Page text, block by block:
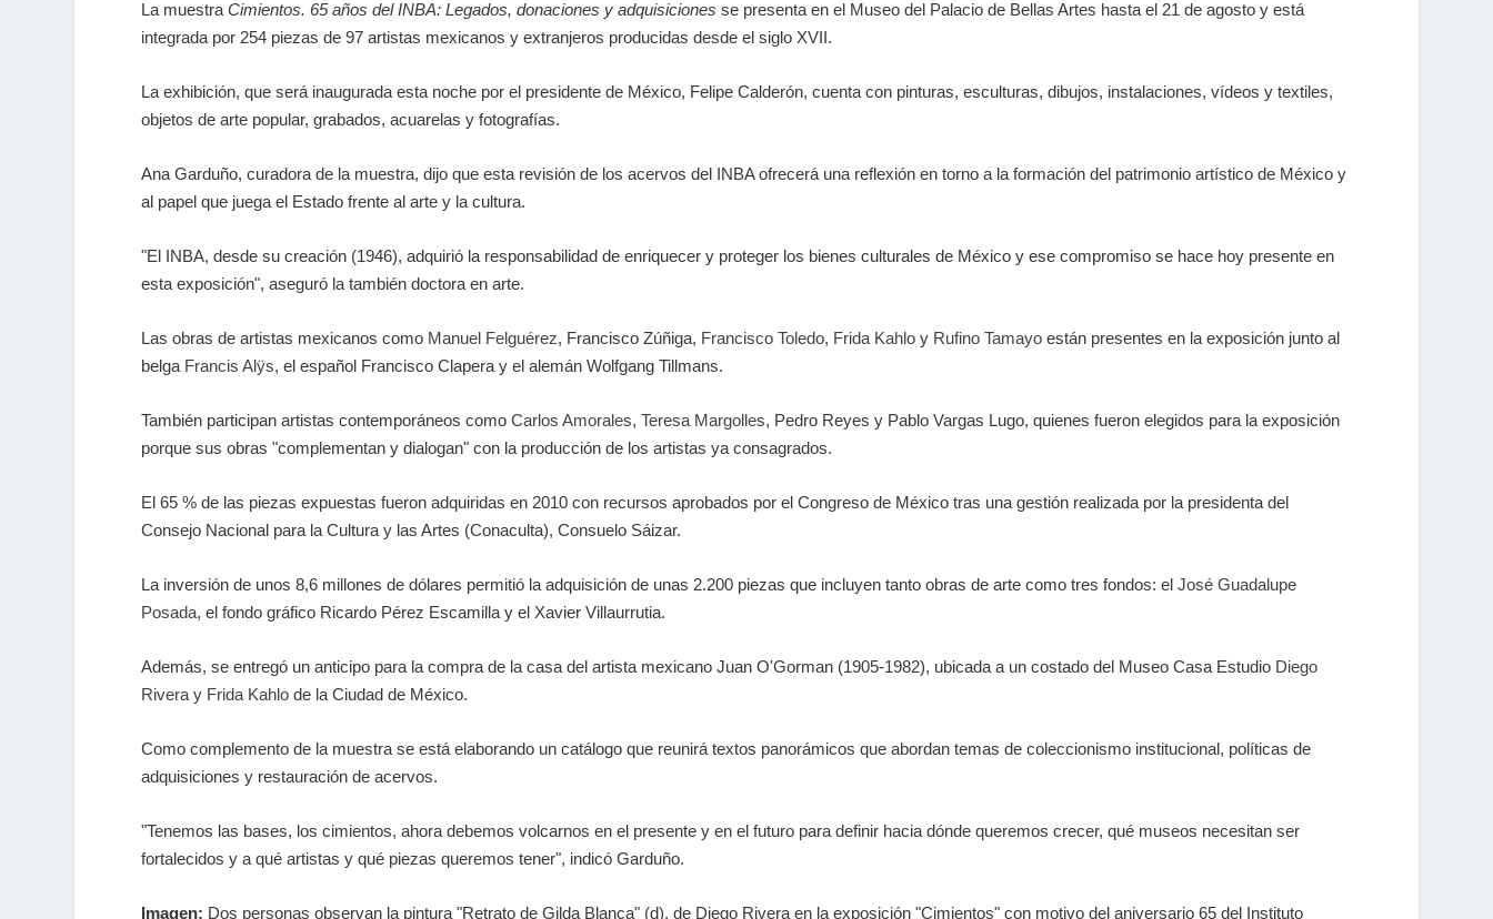
La muestraCimientos. 65 años del INBA: Legados, donaciones y adquisiciones se presenta en el Museo del Palacio de Bellas Artes hasta el 21 de agosto y está
integrada por 254 piezas de 97 artistas mexicanos y extranjeros producidas desde el siglo XVII.
La exhibición, que será inaugurada esta noche por el presidente de México, Felipe Calderón, cuenta con pinturas, esculturas, dibujos, instalaciones, vídeos y textiles,
objetos de arte popular, grabados, acuarelas y fotografías.
Ana Garduño, curadora de la muestra, dijo que esta revisión de los acervos del INBA ofrecerá una reflexión en torno a la formación del patrimonio artístico de México y
al papel que juega el Estado frente al arte y la cultura.
"El INBA, desde su creación (1946), adquirió la responsabilidad de enriquecer y proteger los bienes culturales de México y ese compromiso se hace hoy presente en
esta exposición", aseguró la también doctora en arte.
Las obras de artistas mexicanos como Manuel Felguérez, Francisco Zúñiga, Francisco Toledo, Frida Kahlo y Rufino Tamayo están presentes en la exposición junto al
belga Francis Alÿs, el español Francisco Clapera y el alemán Wolfgang Tillmans.
También participan artistas contemporáneos comoCarlos Amorales,Teresa Margolles, Pedro Reyes y Pablo Vargas Lugo, quienes fueron elegidos para la exposición
porque sus obras "complementan y dialogan" con la producción de los artistas ya consagrados.
El 65 % de las piezas expuestas fueron adquiridas en 2010 con recursos aprobados por el Congreso de México tras una gestión realizada por la presidenta del
Consejo Nacional para la Cultura y las Artes (Conaculta), Consuelo Sáizar.
La inversión de unos 8,6 millones de dólares permitió la adquisición de unas 2.200 piezas que incluyen tanto obras de arte como tres fondos: elJosé Guadalupe
Posada, el fondo gráfico Ricardo Pérez Escamilla y el Xavier Villaurrutia.
Además, se entregó un anticipo para la compra de la casa del artista mexicano Juan O'Gorman (1905-1982), ubicada a un costado del Museo Casa Estudio Diego
Rivera y Frida Kahlo de la Ciudad de México.
Como complemento de la muestra se está elaborando un catálogo que reunirá textos panorámicos que abordan temas de coleccionismo institucional, políticas de
adquisiciones y restauración de acervos.
"Tenemos las bases, los cimientos, ahora debemos volcarnos en el presente y en el futuro para definir hacia dónde queremos crecer, qué museos necesitan ser
fortalecidos y a qué artistas y qué piezas queremos tener", indicó Garduño.
Imagen: Dos personas observan la pintura "Retrato de Gilda Blanca" (d), de Diego Rivera en la exposición "Cimientos" con motivo del aniversario 65 del Instituto